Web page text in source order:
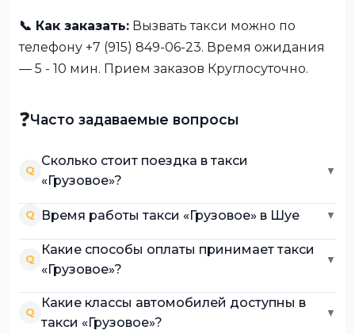
📞 Как заказать: Вызвать такси можно по
телефону +7 (915) 849-06-23. Время ожидания
— 5 - 10 мин. Прием заказов Круглосуточно.
❓Часто задаваемые вопросы
Q
Сколько стоит поездка в такси
«Грузовое»?
▼
Q Время работы такси «Грузовое» в Шуе ▼
Q
Какие способы оплаты принимает такси
«Грузовое»?
▼
Q
Какие классы автомобилей доступны в
такси «Грузовое»?
▼